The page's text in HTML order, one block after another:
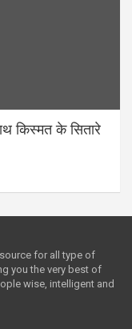
किस्मत के सितारे
for all type of
you the very best of
wise, intelligent and